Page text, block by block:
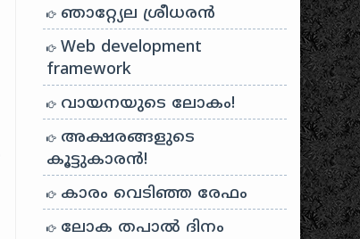
ഞാറ്റ്യേല ശ്രീധരൻ
Web development
framework
വായനയുടെ ലോകം!
അക്ഷരങ്ങളുടെ
കൂട്ടുകാരൻ!
കാരം വെടിഞ്ഞ രേഫം
ലോക തപാൽ ദിനം